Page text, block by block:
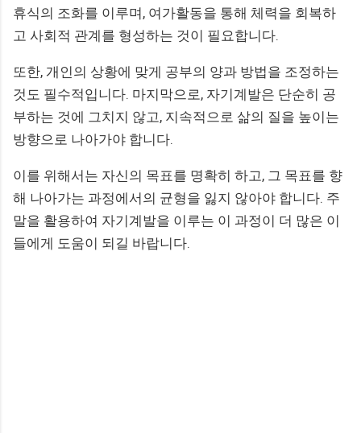
휴식의 조화를 이루며, 여가활동을 통해 체력을 회복하
고 사회적 관계를 형성하는 것이 필요합니다.
또한, 개인의 상황에 맞게 공부의 양과 방법을 조정하는
것도 필수적입니다. 마지막으로, 자기계발은 단순히 공
부하는 것에 그치지 않고, 지속적으로 삶의 질을 높이는
방향으로 나아가야 합니다.
이를 위해서는 자신의 목표를 명확히 하고, 그 목표를 향
해 나아가는 과정에서의 균형을 잃지 않아야 합니다. 주
말을 활용하여 자기계발을 이루는 이 과정이 더 많은 이
들에게 도움이 되길 바랍니다.